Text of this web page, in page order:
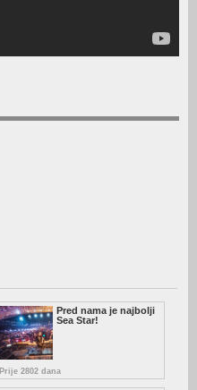
Pred nama je najbolji
Sea Star!
Prije 2802 dana